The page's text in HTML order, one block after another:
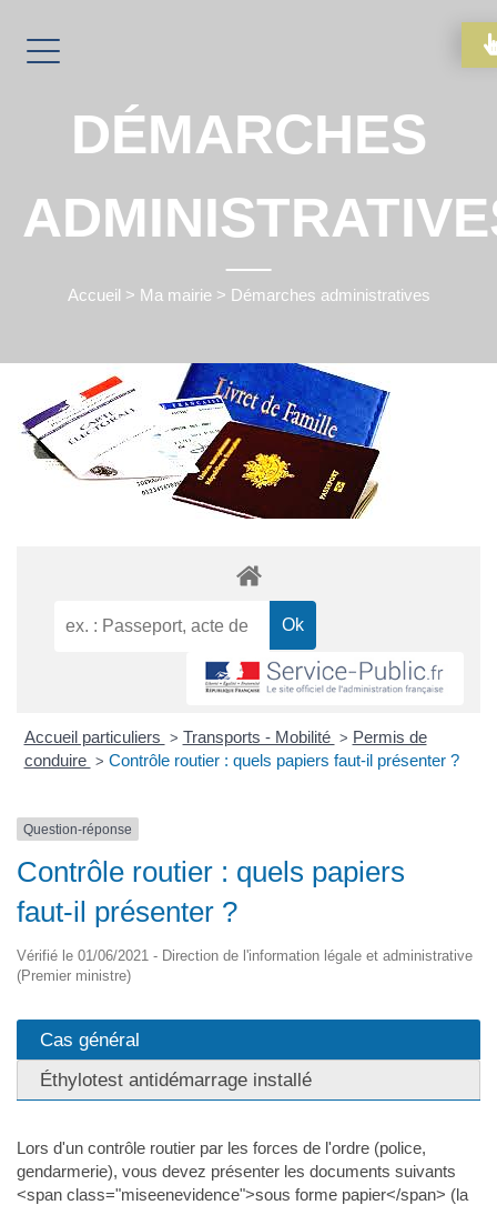
DÉMARCHES
Accueil > Ma mairie> Démarches administratives
Accueil particuliers > Transports - Mobilité > Permis de
conduire > Contrôle routier : quels papiers faut-il présenter ?
Question-réponse
Contrôle routier : quels papiers
faut-il présenter ?
Vérifié le 01/06/2021 - Direction de l'information légale et administrative
(Premier ministre)
Cas général
Éthylotest antidémarrage installé
Lors d'un contrôle routier par les forces de l'ordre (police,
gendarmerie), vous devez présenter les documents suivants
<span class="miseenevidence">sous forme papier</span> (la